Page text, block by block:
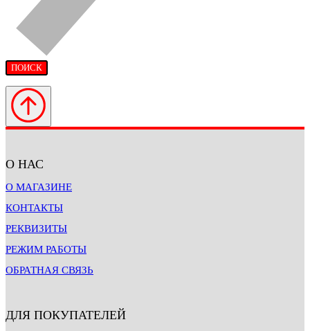
ПОИСК
О НАС
О МАГАЗИНЕ
КОНТАКТЫ
РЕКВИЗИТЫ
РЕЖИМ РАБОТЫ
ОБРАТНАЯ СВЯЗЬ
ДЛЯ ПОКУПАТЕЛЕЙ